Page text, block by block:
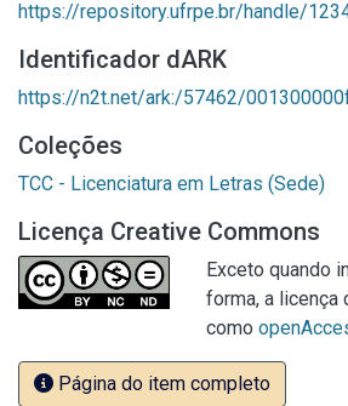
https://repository.ufrpe.br/handle/
Identificador dARK
https://n2t.net/ark:/57462/
Coleções
TCC - Licenciatura em Letras (Sede)
Licença Creative Commons
Exceto quando
forma, a
como
Página do item completo